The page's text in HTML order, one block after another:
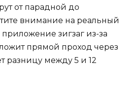
от парадной до
внимание на реальный
приложение зигзаг из-за
прямой проход через
разницу между 5 и 12